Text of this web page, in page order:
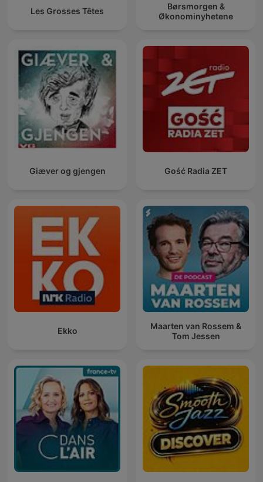
Les Grosses Têtes
Børsmorgen &
Økonominyhetene
Giæver og gjengen Gość Radia ZET
Ekko
Maarten van Rossem &
Tom Jessen